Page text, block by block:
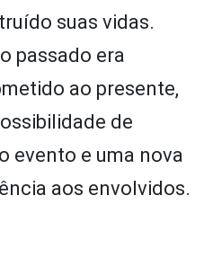
suas vidas.
passado era
ao presente,
de
evento e uma nova
aos envolvidos.